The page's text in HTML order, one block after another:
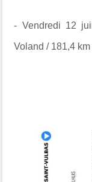
- Vendredi 12
Voland / 181,4 km